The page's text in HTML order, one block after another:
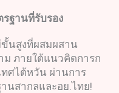
รฐานที่รับรอง
ขั้นสูงที่ผสมผสาน
ม ภายใต้แนวคิดการก
ทศไต้หวัน ผ่านการ
นสากลและอย.ไทย!